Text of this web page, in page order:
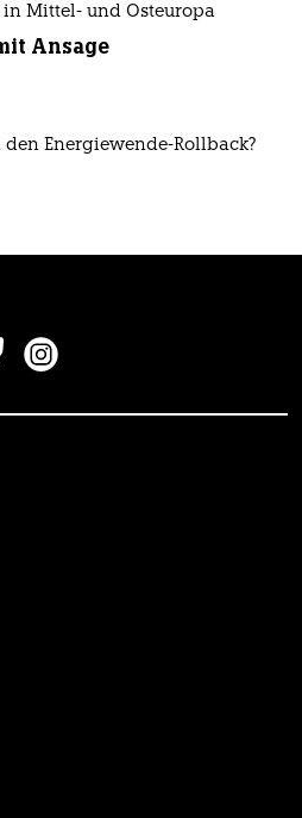
Mittel- und Osteuropa
Ansage
den Energiewende-Rollback?